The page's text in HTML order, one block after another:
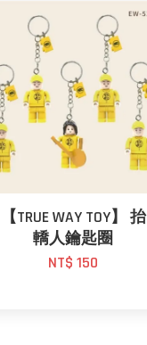
【TRUE WAY TOY】 抬
轎人鑰匙圈
NT$ 150